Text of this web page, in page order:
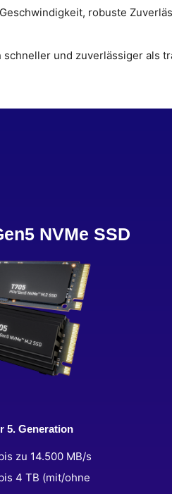
robuste
und zuverlässiger als
NVMe SSD
5. Generation
zu 14.500 MB/s
4 TB (mit/ohne